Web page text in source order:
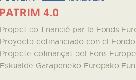
Project co-financié par le Fonds
Proyecto cofinanciado con el
Projecte cofinançat pel Fons
Eskualde Garapeneko Europako